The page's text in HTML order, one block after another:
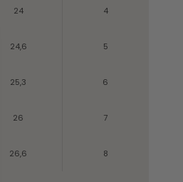
24 4
24,6 5
25,3 6
26 7
26,6 8